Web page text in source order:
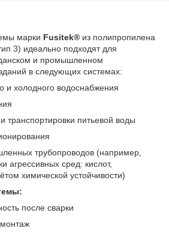
марки Fusitek® из полипропилена
3) идеально подходят для
и промышленном
в следующих системах:
и холодного водоснабжения
транспортировки питьевой воды
трубопроводов (например,
агрессивных сред: кислот,
химической устойчивости)
после сварки